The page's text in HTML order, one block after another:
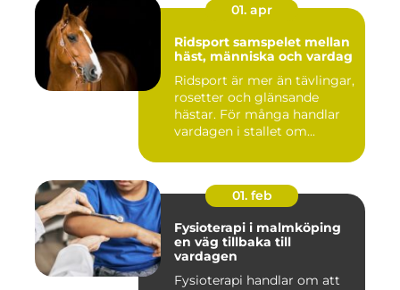
01. apr
Ridsport samspelet mellan
häst, människa och vardag
Ridsport är mer än tävlingar,
rosetter och glänsande
hästar. För många handlar
vardagen i stallet om...
01. feb
Fysioterapi i malmköping
en väg tillbaka till
vardagen
Fysioterapi handlar om att